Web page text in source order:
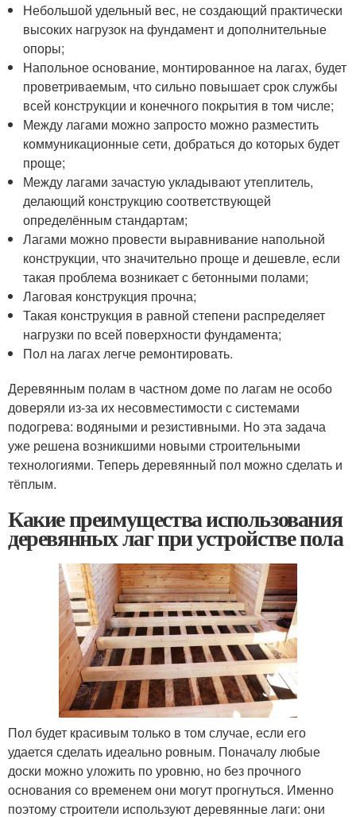
Небольшой удельный вес, не создающий практически
высоких нагрузок на фундамент и дополнительные
опоры;
Напольное основание, монтированное на лагах, будет
проветриваемым, что сильно повышает срок службы
всей конструкции и конечного покрытия в том числе;
Между лагами можно запросто можно разместить
коммуникационные сети, добраться до которых будет
проще;
Между лагами зачастую укладывают утеплитель,
делающий конструкцию соответствующей
определённым стандартам;
Лагами можно провести выравнивание напольной
конструкции, что значительно проще и дешевле, если
такая проблема возникает с бетонными полами;
Лаговая конструкция прочна;
Такая конструкция в равной степени распределяет
нагрузки по всей поверхности фундамента;
Пол на лагах легче ремонтировать.
Деревянным полам в частном доме по лагам не особо
доверяли из-за их несовместимости с системами
подогрева: водяными и резистивными. Но эта задача
уже решена возникшими новыми строительными
технологиями. Теперь деревянный пол можно сделать и
тёплым.
Какие преимущества использования
деревянных лаг при устройстве пола
Пол будет красивым только в том случае, если его
удается сделать идеально ровным. Поначалу любые
доски можно уложить по уровню, но без прочного
основания со временем они могут прогнуться. Именно
поэтому строители используют деревянные лаги: они